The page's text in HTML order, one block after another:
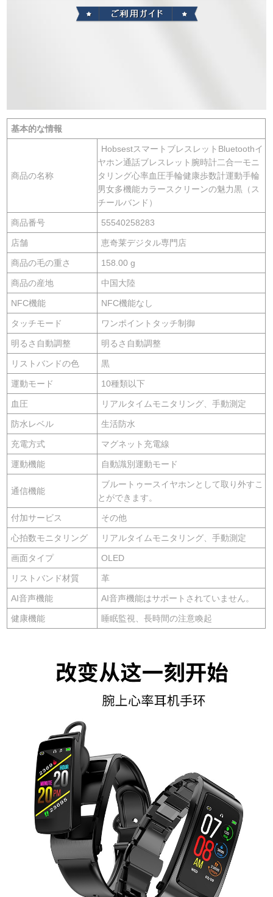
基本的な情報
商品の名称
HobsestスマートブレスレットBluetoothイ
ヤホン通話ブレスレット腕時計二合一モニ
タリング心率血圧手輪健康歩数計運動手輪
男女多機能カラースクリーンの魅力黒（ス
チールバンド）
商品番号 55540258283
店舗 恵奇莱デジタル専門店
商品の毛の重さ 158.00 g
商品の産地 中国大陸
NFC機能 NFC機能なし
タッチモード ワンポイントタッチ制御
明るさ自動調整 明るさ自動調整
リストバンドの色 黒
運動モード 10種類以下
血圧 リアルタイムモニタリング、手動測定
防水レベル 生活防水
充電方式 マグネット充電線
運動機能 自動識別運動モード
通信機能
ブルートゥースイヤホンとして取り外すこ
とができます。
付加サービス その他
心拍数モニタリング リアルタイムモニタリング、手動測定
画面タイプ OLED
リストバンド材質 革
AI音声機能 AI音声機能はサポートされていません。
健康機能 睡眠監視、長時間の注意喚起